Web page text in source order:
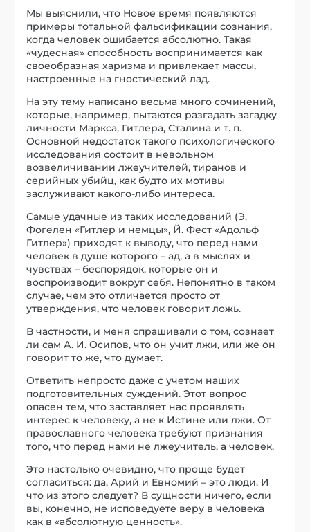
Мы выяснили, что Новое время появляются
примеры тотальной фальсификации сознания,
когда человек ошибается абсолютно. Такая
«чудесная» способность воспринимается как
своеобразная харизма и привлекает массы,
настроенные на гностический лад.
На эту тему написано весьма много сочинений,
которые, например, пытаются разгадать загадку
личности Маркса, Гитлера, Сталина и т. п.
Основной недостаток такого психологического
исследования состоит в невольном
возвеличивании лжеучителей, тиранов и
серийных убийц, как будто их мотивы
заслуживают какого-либо интереса.
Самые удачные из таких исследований (Э.
Фогелен «Гитлер и немцы», Й. Фест «Адольф
Гитлер») приходят к выводу, что перед нами
человек в душе которого – ад, а в мыслях и
чувствах – беспорядок, которые он и
воспроизводит вокруг себя. Непонятно в таком
случае, чем это отличается просто от
утверждения, что человек говорит ложь.
В частности, и меня спрашивали о том, сознает
ли сам А. И. Осипов, что он учит лжи, или же он
говорит то же, что думает.
Ответить непросто даже с учетом наших
подготовительных суждений. Этот вопрос
опасен тем, что заставляет нас проявлять
интерес к человеку, а не к Истине или лжи. От
православного человека требуют признания
того, что перед нами не лжеучитель, а человек.
Это настолько очевидно, что проще будет
согласиться: да, Арий и Евномий – это люди. И
что из этого следует? В сущности ничего, если
вы, конечно, не исповедуете веру в человека
как в «абсолютную ценность».